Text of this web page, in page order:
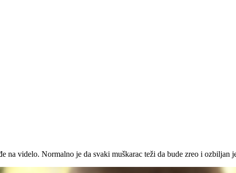
na videlo. Normalno je da svaki muškarac teži da bude zreo i ozbiljan